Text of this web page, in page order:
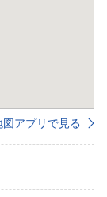
図アプリで見る